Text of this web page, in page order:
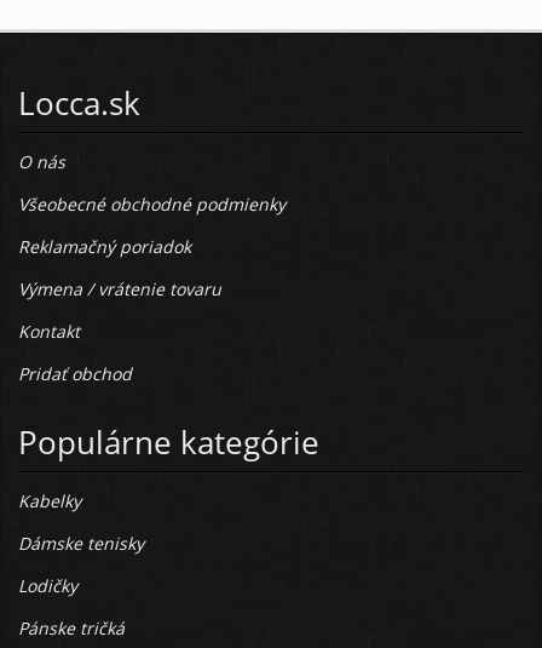
Locca.sk
O nás
Všeobecné obchodné podmienky
Reklamačný poriadok
Výmena / vrátenie tovaru
Kontakt
Pridať obchod
Populárne kategórie
Kabelky
Dámske tenisky
Lodičky
Pánske tričká